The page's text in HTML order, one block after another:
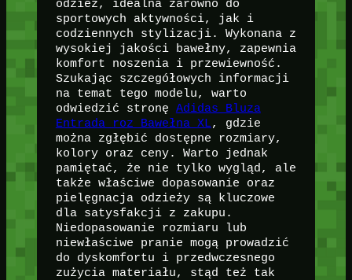
odzież, idealna zarówno do
sportowych aktywności, jak i
codziennych stylizacji. Wykonana z
wysokiej jakości bawełny, zapewnia
komfort noszenia i przewiewność.
Szukając szczegółowych informacji
na temat tego modelu, warto
odwiedzić stronę Adidas Bluza
Entrada roz Bawełna XL, gdzie
można zgłębić dostępne rozmiary,
kolory oraz ceny. Warto jednak
pamiętać, że nie tylko wygląd, ale
także właściwe dopasowanie oraz
pielęgnacja odzieży są kluczowe
dla satysfakcji z zakupu.
Niedopasowanie rozmiaru lub
niewłaściwe pranie mogą prowadzić
do dyskomfortu i przedwczesnego
zużycia materiału, stąd też tak